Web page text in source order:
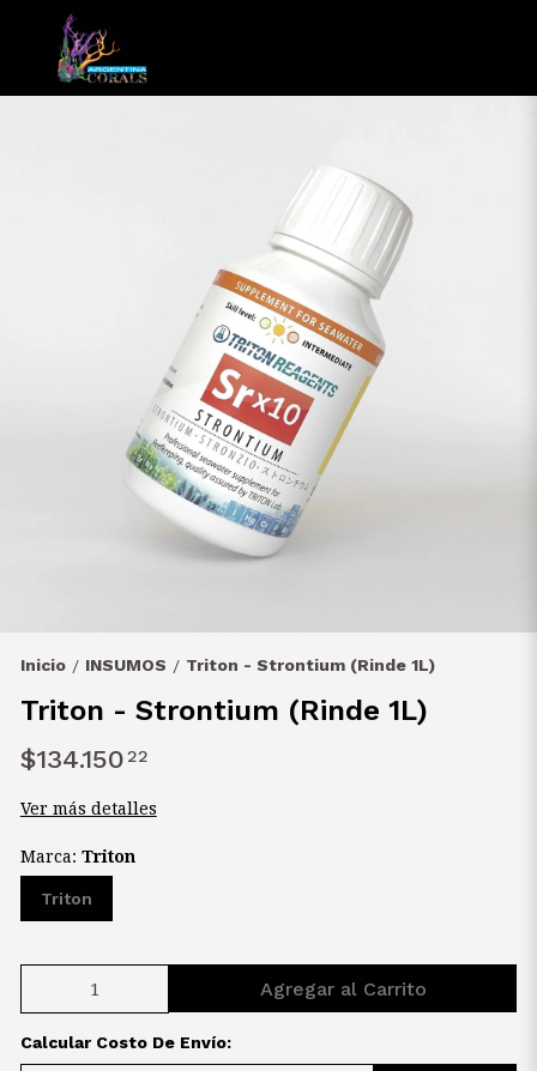
Inicio / INSUMOS / Triton - Strontium (Rinde 1L)
Triton - Strontium (Rinde 1L)
$134.15022
Ver más detalles
Marca: Triton
Triton
Agregar al Carrito
Calcular Costo De Envío: